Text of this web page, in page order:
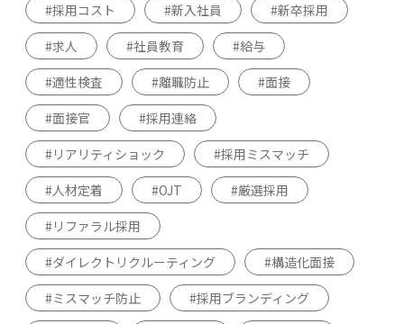
採用コスト 新入社員
新卒採用
求人
社員教育
給与
適性検査
離職防止
面接
面接官
採用連絡
リアリティショック
採用ミスマッチ
人材定着
OJT
厳選採用
リファラル採用
ダイレクトリクルーティング
構造化面接
ミスマッチ防止
採用ブランディング